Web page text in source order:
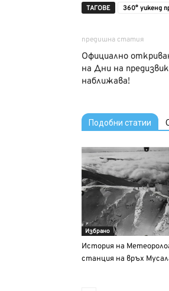
ТАГОВЕ 360° уикенд
предишна статия
Официално
на Дни на
наближава!
Подобни статии
Избрано
История на
станция на връх